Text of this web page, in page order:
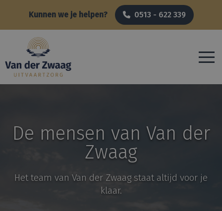
Kunnen we je helpen? 0513 - 622 339
De mensen van Van der
Zwaag
Het team van Van der Zwaag staat altijd voor je
klaar.